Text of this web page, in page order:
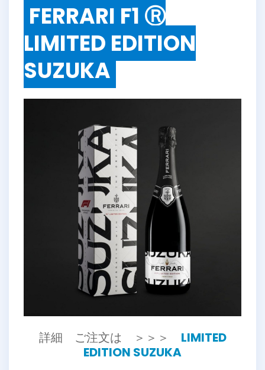
FERRARI F1 Ⓡ
LIMITED EDITION
SUZUKA
詳細 ご注文は ＞＞＞ LIMITED
EDITION SUZUKA